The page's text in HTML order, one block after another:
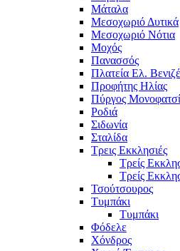
Μάταλα
Μεσοχωριό Δυτικά
Μεσοχωριό Νότια
Μοχός
Πανασσός
Πλατεία Ελ.
Προφήτης Ηλίας
Πύργος
Ροδιά
Σιδωνία
Σταλίδα
Τρεις Εκκλησιές
Τρείς
Τρείς
Τσούτσουρος
Τυμπάκι
Τυμπάκι
Φόδελε
Χόνδρος